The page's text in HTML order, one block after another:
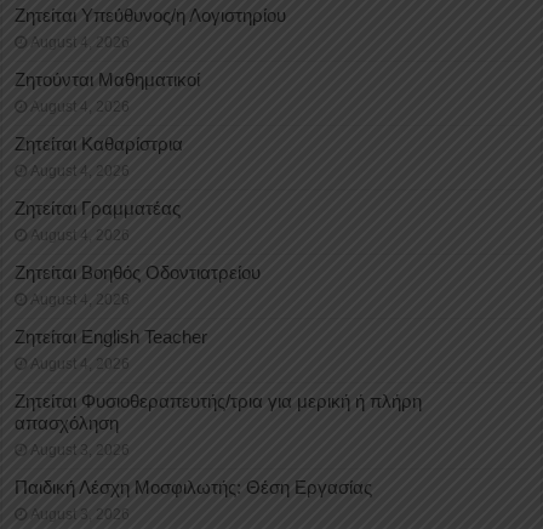
Ζητείται Υπεύθυνος/η Λογιστηρίου
August 4, 2026
Ζητούνται Μαθηματικοί
August 4, 2026
Ζητείται Καθαρίστρια
August 4, 2026
Ζητείται Γραμματέας
August 4, 2026
Ζητείται Βοηθός Οδοντιατρείου
August 4, 2026
Ζητείται English Teacher
August 4, 2026
Ζητείται Φυσιοθεραπευτής/τρια για μερική ή πλήρη
απασχόληση
August 3, 2026
Παιδική Λέσχη Μοσφιλωτής: Θέση Εργασίας
August 3, 2026